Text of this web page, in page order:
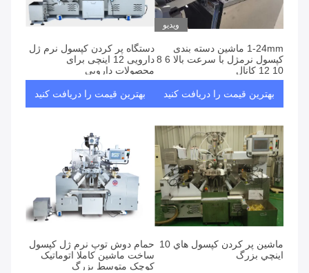
ویدیو
1-24mm ماشین دسته بندی
کپسول نرمژل با سرعت بالا 6 8
10 12 کانال
بهترین قیمت را دریافت کنید
دستگاه پر کردن کپسول نرم ژل
دارویی 12 اینچی برای
محصولات دارویی
بهترین قیمت را دریافت کنید
ماشين پر کردن کپسول هاي 10
اينچي بزرگ
حمام دوش توپ نرم ژل کپسول
ساخت ماشین کاملا اتوماتیک
کوچک متوسط بزرگ